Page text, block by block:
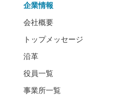
企業情報
会社概要
トップメッセージ
沿革
役員一覧
事業所一覧